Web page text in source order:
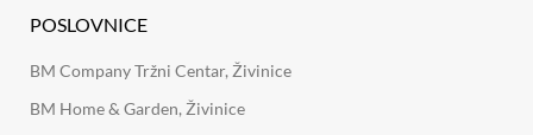
POSLOVNICE
BM Company Tržni Centar, Živinice
BM Home & Garden, Živinice